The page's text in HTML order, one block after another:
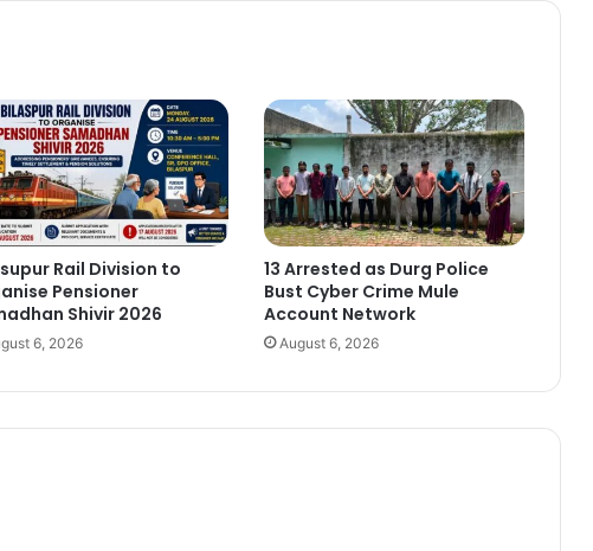
Rail Division to
Pensioner
Shivir 2026
6, 2026
13 Arrested as Durg Police
Bust Cyber Crime Mule
Account Network
August 6, 2026